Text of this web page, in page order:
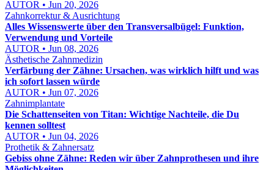
AUTOR • Jun 20, 2026
Zahnkorrektur & Ausrichtung
Alles Wissenswerte über den Transversalbügel: Funktion,
Verwendung und Vorteile
AUTOR • Jun 08, 2026
Ästhetische Zahnmedizin
Verfärbung der Zähne: Ursachen, was wirklich hilft und was
ich sofort lassen würde
AUTOR • Jun 07, 2026
Zahnimplantate
Die Schattenseiten von Titan: Wichtige Nachteile, die Du
kennen solltest
AUTOR • Jun 04, 2026
Prothetik & Zahnersatz
Gebiss ohne Zähne: Reden wir über Zahnprothesen und ihre